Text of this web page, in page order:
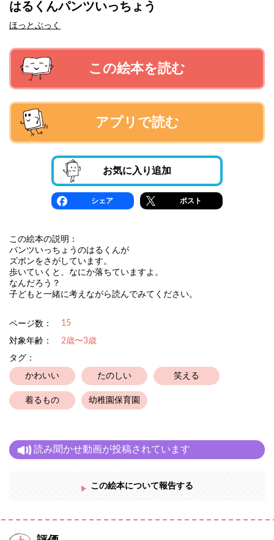
はるくんパンツいっちょう
ほっとぶっく
この絵本を読む
アプリで読む
お気に入り追加
シェア ポスト
この絵本の説明：
パンツいっちょうのはるくんが
ズボンをさがしています。
歩いていくと、なにか落ちていますよ。
なんだろう？
子どもと一緒に考えながら読んでみてください。
ページ数： 15
対象年齢：
2歳〜3歳
タグ：
かわいい たのしい 笑える
着るもの 幼稚園保育園
読み聞かせ動画が投稿されています
この絵本について報告する